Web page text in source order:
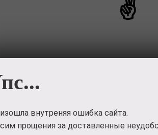
✌
внутреняя ошибка сайта.
прощения за доставленные